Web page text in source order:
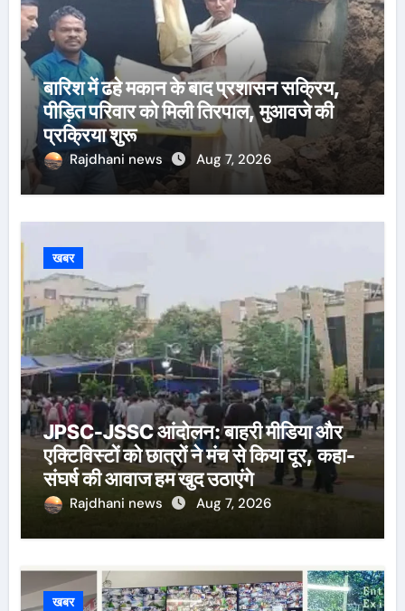
बारिश में ढहे मकान के बाद प्रशासन सक्रिय,
पीड़ित परिवार को मिली तिरपाल, मुआवजे की
प्रक्रिया शुरू
Rajdhani news Aug 7, 2026
खबर
JPSC-JSSC आंदोलन: बाहरी मीडिया और
एक्टिविस्टों को छात्रों ने मंच से किया दूर, कहा-
संघर्ष की आवाज हम खुद उठाएंगे
Rajdhani news Aug 7, 2026
खबर